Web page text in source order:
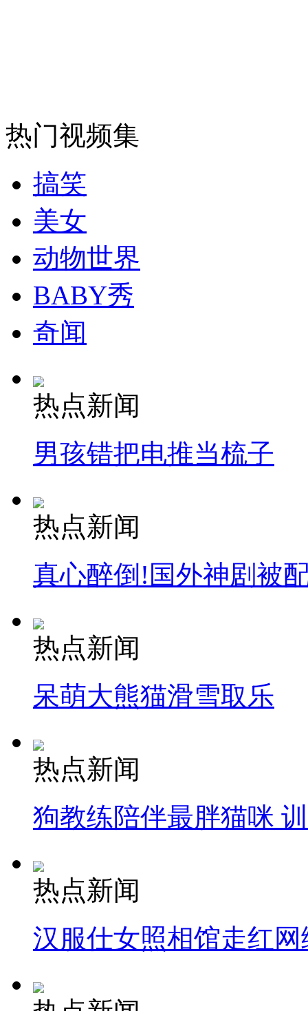
走！跟着总书记去植树
消防员救轻生者 花炮节热闹非凡
纽约上演“枕头大战”
热门视频集
搞笑
美女
动物世界
BABY秀
奇闻
热点新闻
男孩错把电推当梳子
热点新闻
真心醉倒!国外神剧被
热点新闻
呆萌大熊猫滑雪取乐
热点新闻
狗教练陪伴最胖猫咪
热点新闻
汉服仕女照相馆走红网